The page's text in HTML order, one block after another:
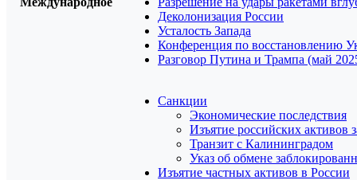
Деколонизация России
Усталость Запада
Конференция по восстановлению
Разговор Путина и Трампа (май
Санкции
Экономические последствия
Изъятие российских активов
Транзит с Калининградом
Указ об обмене
Изъятие частных активов в России